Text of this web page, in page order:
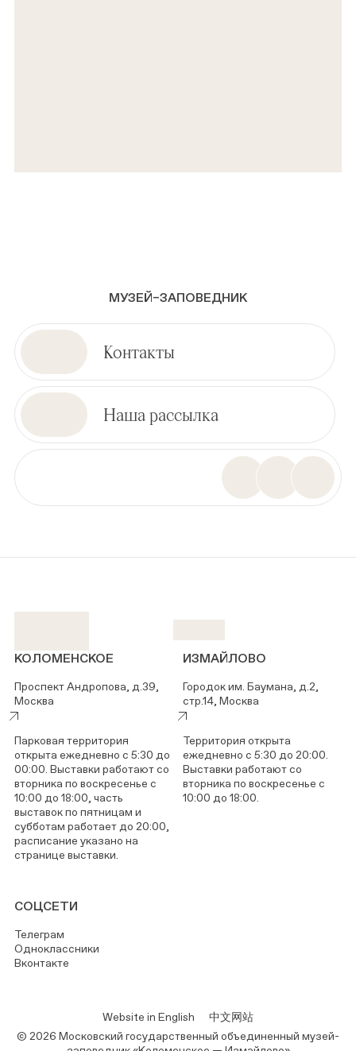
МУЗЕЙ–ЗАПОВЕДНИК
Контакты
Наша рассылка
КОЛОМЕНСКОЕ
Проспект Андропова, д.39,
Москва
Парковая территория
открыта ежедневно с 5:30 до
00:00. Выставки работают со
вторника по воскресенье с
10:00 до 18:00, часть
выставок по пятницам и
субботам работает до 20:00,
расписание указано на
странице выставки.
ИЗМАЙЛОВО
Городок им. Баумана, д.2,
стр.14, Москва
Территория открыта
ежедневно с 5:30 до 20:00.
Выставки работают со
вторника по воскресенье с
10:00 до 18:00.
СОЦСЕТИ
Телеграм
Одноклассники
Вконтакте
Website in English
中文网站
© 2026 Московский государственный объединенный музей-